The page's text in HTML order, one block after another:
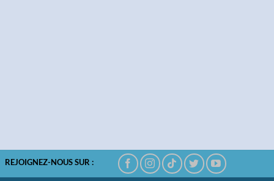
REJOIGNEZ-NOUS SUR :